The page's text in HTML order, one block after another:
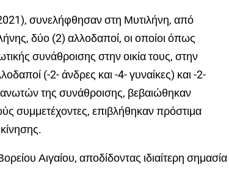
συνελήφθησαν στη Μυτιλήνη, από
δύο (2) αλλοδαποί, οι οποίοι όπως
συνάθροισης στην οικία τους, στην
(-2- άνδρες και -4- γυναίκες) και -2-
της συνάθροισης, βεβαιώθηκαν
συμμετέχοντες, επιβλήθηκαν πρόστιμα
Αιγαίου, αποδίδοντας ιδιαίτερη σημασία